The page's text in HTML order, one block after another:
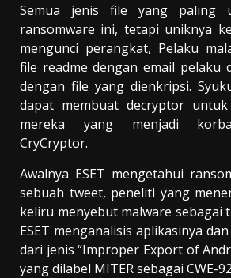
Semua jenis file yang paling
ransomware ini, tetapi uniknya
mengunci perangkat, Pelaku
file readme dengan email pelaku
dengan file yang dienkripsi.
dapat membuat decryptor
mereka yang menjadi
CryCryptor.
Awalnya ESET mengetahui
sebuah tweet, peneliti yang
keliru menyebut malware sebagai
ESET menganalisis aplikasinya dan
dari jenis “Improper Export of
yangdilabel MITER sebagai CWE-